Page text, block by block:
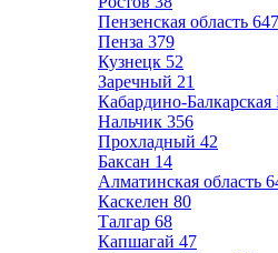
Пензенская область 647
Пенза 379
Кузнецк 52
Заречный 21
Кабардино-Балкарская
Нальчик 356
Прохладный 42
Баксан 14
Алматинская область
Каскелен 80
Талгар 68
Капшагай 47